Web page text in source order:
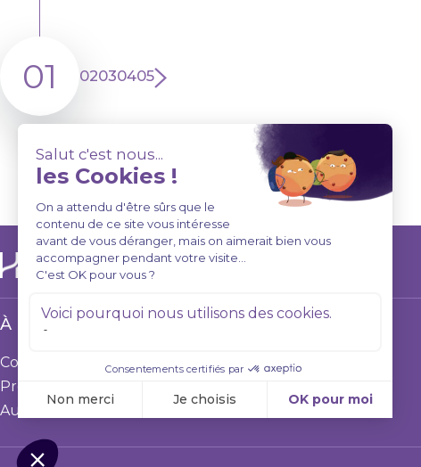
01 02030405
À PROPOS DE NOUS
Coffrets
Programmes
Audios
CONTACT
Connexion